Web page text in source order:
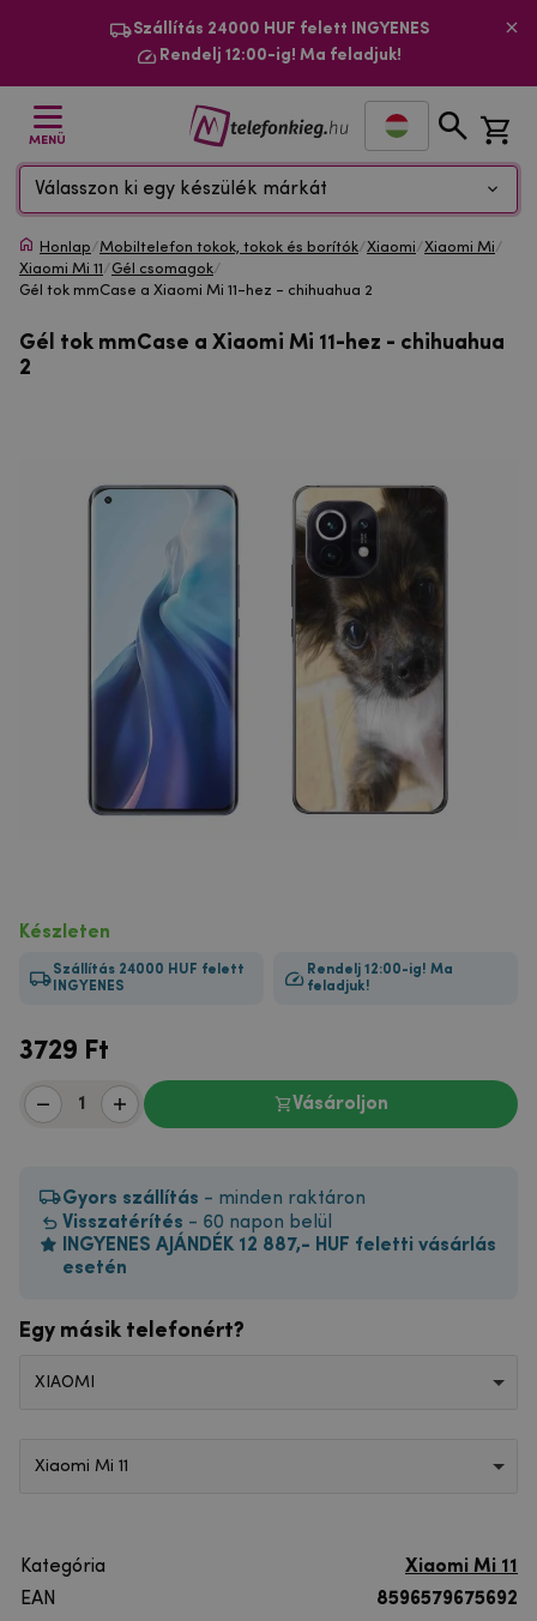
Szállítás 24000 HUF felett INGYENES
Rendelj 12:00-ig! Ma feladjuk!
MENÜ
Válasszon ki egy készülék márkát
Honlap/Mobiltelefon tokok, tokok és borítók/Xiaomi/Xiaomi Mi/
Xiaomi Mi 11/Gél csomagok/
Gél tok mmCase a Xiaomi Mi 11-hez - chihuahua 2
Gél tok mmCase a Xiaomi Mi 11-hez - chihuahua
2
Készleten
Szállítás 24000 HUF felett
INGYENES
Rendelj 12:00-ig! Ma
feladjuk!
3729 Ft
Vásároljon
Gyors szállítás - minden raktáron
Visszatérítés - 60 napon belül
INGYENES AJÁNDÉK 12 887,- HUF feletti vásárlás
esetén
Egy másik telefonért?
XIAOMI
Xiaomi Mi 11
Kategória
Xiaomi Mi 11
EAN
8596579675692